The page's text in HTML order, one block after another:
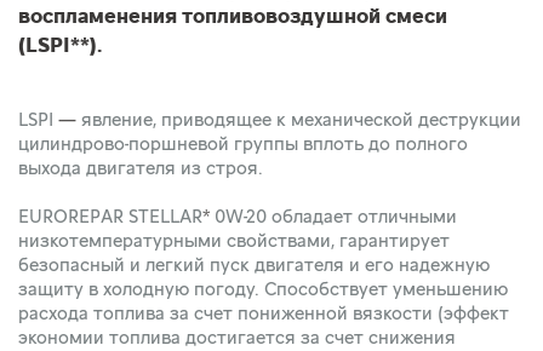
воспламенения топливовоздушной смеси
(LSPI**).
LSPI — явление, приводящее к механической деструкции
цилиндрово-поршневой группы вплоть до полного
выхода двигателя из строя.
EUROREPAR STELLAR* 0W-20 обладает отличными
низкотемпературными свойствами, гарантирует
безопасный и легкий пуск двигателя и его надежную
защиту в холодную погоду. Способствует уменьшению
расхода топлива за счет пониженной вязкости (эффект
экономии топлива достигается за счет снижения